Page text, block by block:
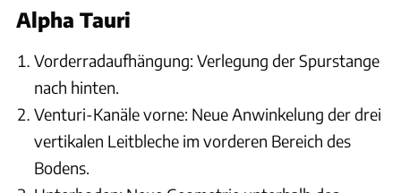
Alpha Tauri
Vorderradaufhängung: Verlegung der Spurstange
nach hinten.
Venturi-Kanäle vorne: Neue Anwinkelung der drei
vertikalen Leitbleche im vorderen Bereich des
Bodens.